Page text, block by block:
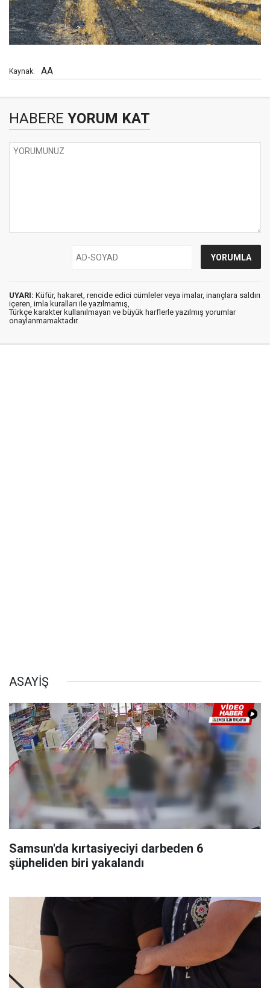
Kaynak: AA
HABERE YORUM KAT
UYARI: Küfür, hakaret, rencide edici cümleler veya imalar, inançlara saldırı
içeren, imla kuralları ile yazılmamış,
Türkçe karakter kullanılmayan ve büyük harflerle yazılmış yorumlar
onaylanmamaktadır.
ASAYİŞ
Samsun'da kırtasiyeciyi darbeden 6
şüpheliden biri yakalandı